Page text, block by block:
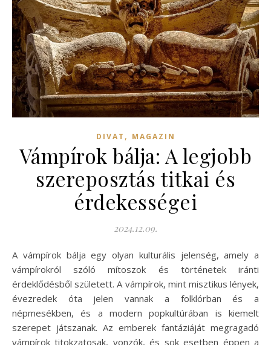
DIVAT , MAGAZIN
Vámpírok bálja: A legjobb
szereposztás titkai és
érdekességei
2024.12.09.
A vámpírok bálja egy olyan kulturális jelenség, amely a
vámpírokról szóló mítoszok és történetek iránti
érdeklődésből született. A vámpírok, mint misztikus lények,
évezredek óta jelen vannak a folklórban és a
népmesékben, és a modern popkultúrában is kiemelt
szerepet játszanak. Az emberek fantáziáját megragadó
vámpírok titokzatosak, vonzók, és sok esetben éppen a